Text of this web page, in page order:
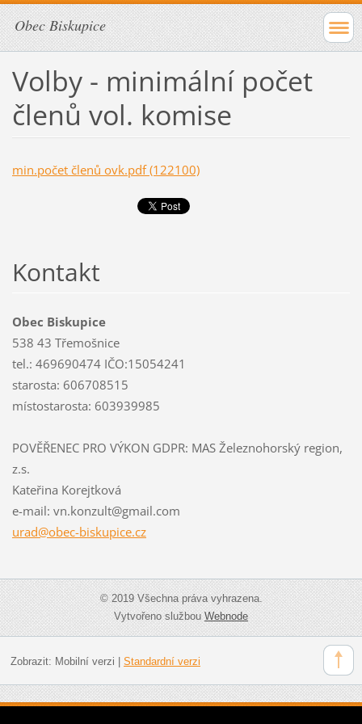
Obec Biskupice
Volby - minimální počet
členů vol. komise
min.počet členů ovk.pdf (122100)
Kontakt
Obec Biskupice
538 43 Třemošnice
tel.: 469690474 IČO:15054241
starosta: 606708515
místostarosta: 603939985
POVĚŘENEC PRO VÝKON GDPR: MAS Železnohorský region,
z.s.
Kateřina Korejtková
e-mail: vn.konzult@gmail.com
urad@obec-biskupice.cz
© 2019 Všechna práva vyhrazena.
Vytvořeno službouWebnode
Zobrazit: Mobilní verzi | Standardní verzi